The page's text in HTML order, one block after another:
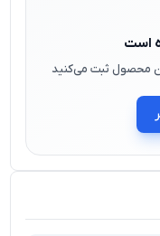
است
محصول ثبت می‌کنید